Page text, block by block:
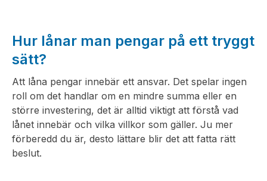
Hur lånar man pengar på ett tryggt
sätt?
Att låna pengar innebär ett ansvar. Det spelar ingen
roll om det handlar om en mindre summa eller en
större investering, det är alltid viktigt att förstå vad
lånet innebär och vilka villkor som gäller. Ju mer
förberedd du är, desto lättare blir det att fatta rätt
beslut.